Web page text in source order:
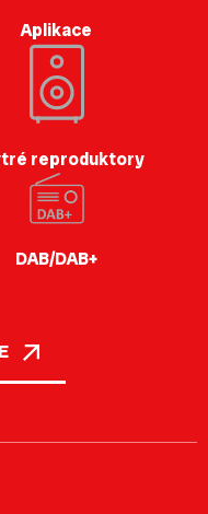
Aplikace
reproduktory
DAB/DAB+